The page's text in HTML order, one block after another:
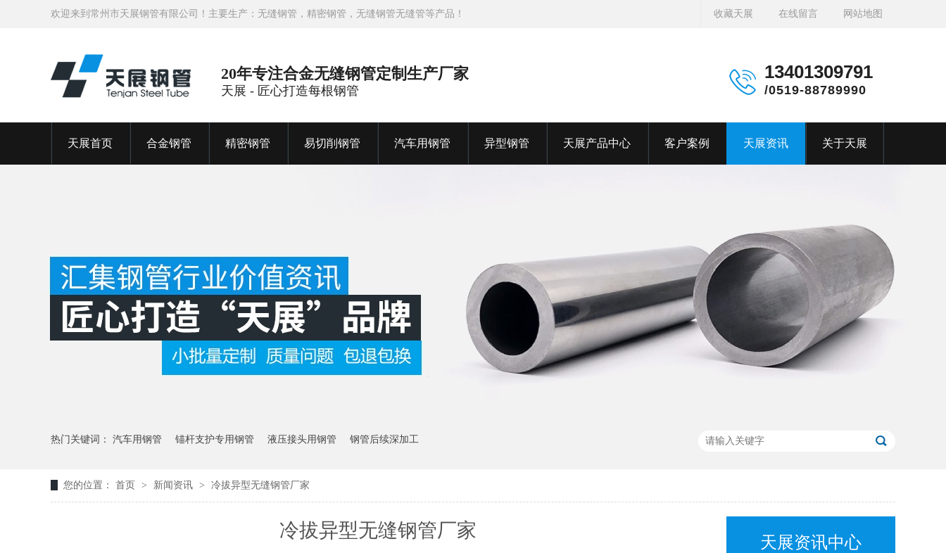
收藏天展 在线留言 网站地图
欢迎来到常州市天展钢管有限公司！主要生产：无缝钢管，精密钢管，无缝钢管无缝管等产品！
20年专注合金无缝钢管定制生产厂家
天展 - 匠心打造每根钢管
13401309791
/0519-88789990
天展首页 合金钢管 精密钢管 易切削钢管 汽车用钢管 异型钢管 天展产品中心 客户案例 天展资讯 关于天展
热门关键词： 汽车用钢管 锚杆支护专用钢管 液压接头用钢管 钢管后续深加工
您的位置： 首页 > 新闻资讯 > 冷拔异型无缝钢管厂家
冷拔异型无缝钢管厂家
天展资讯中心